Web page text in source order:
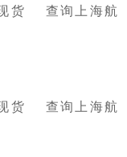
询上海航
询上海航